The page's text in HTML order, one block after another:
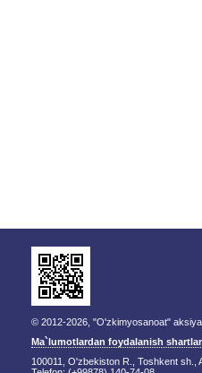
© 2012-2026, "O'zkimyosanoat"
Ma`lumotlardan foydalanish
100011, O'zbekiston R., Toshkent sh.,